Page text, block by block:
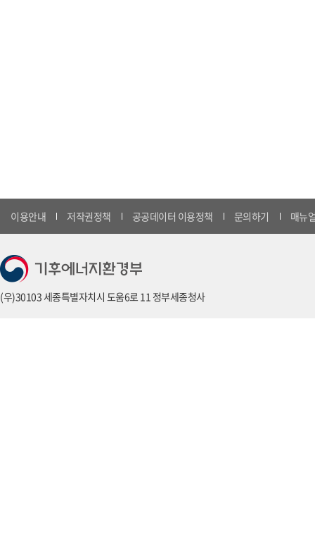
이용안내 저작권정책 공공데이터 이용정책 문의하기 매뉴
(우)30103 세종특별자치시 도움6로 11 정부세종청사